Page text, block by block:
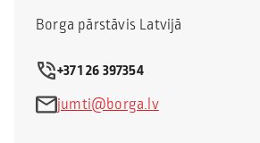
Borga pārstāvis Latvijā
+371 26 397354
jumti@borga.lv